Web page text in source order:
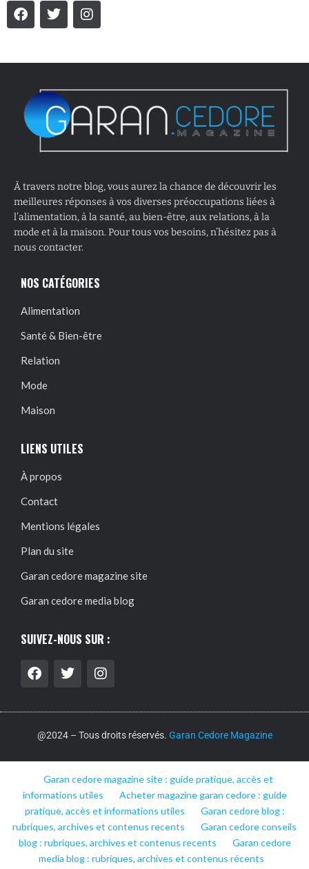
À travers notre blog, vous aurez la chance de découvrir les
meilleures réponses à vos diverses préoccupations liées à
l’alimentation, à la santé, au bien-être, aux relations, à la
mode et à la maison. Pour tous vos besoins, n’hésitez pas à
nous contacter.
NOS CATÉGORIES
Alimentation
Santé & Bien-être
Relation
Mode
Maison
LIENS UTILES
À propos
Contact
Mentions légales
Plan du site
Garan cedore magazine site
Garan cedore media blog
SUIVEZ-NOUS SUR :
@2024 – Tous droits réservés. Garan Cedore Magazine
Garan cedore magazine site : guide pratique, accès et
informations utiles
Acheter magazine garan cedore : guide
pratique, accès et informations utiles
Garan cedore blog :
rubriques, archives et contenus recents
Garan cedore conseils
blog : rubriques, archives et contenus recents
Garan cedore
media blog : rubriques, archives et contenus récents